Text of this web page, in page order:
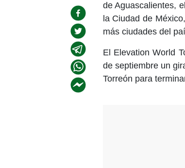
de Aguascalientes,
la Ciudad de
más ciudades del
El Elevation World
de septiembre un
Torreón para